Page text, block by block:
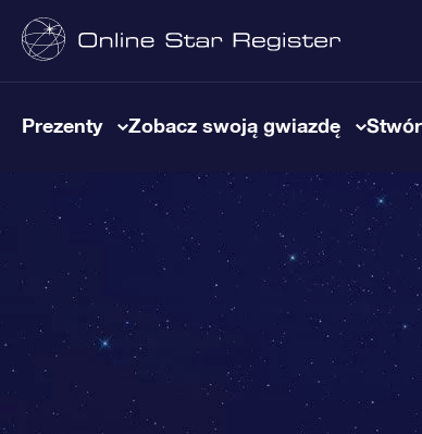
Prezenty Zobacz swoją gwiazdę